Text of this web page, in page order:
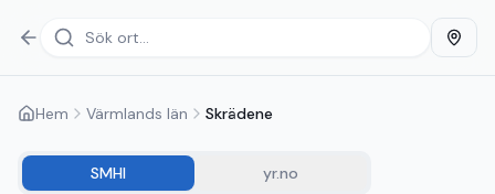
Hem Värmlands län Skrädene
SMHI yr.no